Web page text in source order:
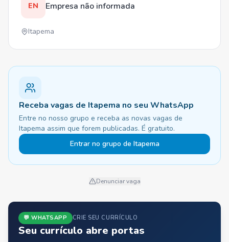
EN Empresa não informada
Itapema
Receba vagas de Itapema no seu WhatsApp
Entre no nosso grupo e receba as novas vagas de
Itapema assim que forem publicadas. É gratuito.
Entrar no grupo de Itapema
Denunciar vaga
💬 WHATSAPP CRIE SEU CURRÍCULO
Seu currículo abre portas